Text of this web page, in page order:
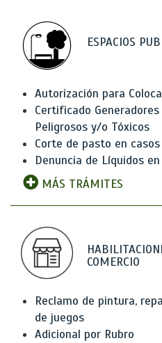
ESPACIOS
Autorización para
Certificado
Peligrosos y/o Tóxicos
Corte de pasto en
Denuncia de Líquidos
MÁS TRÁMITES
COMERCIO
Reclamo de pintura,
de juegos
Adicional por Rubro